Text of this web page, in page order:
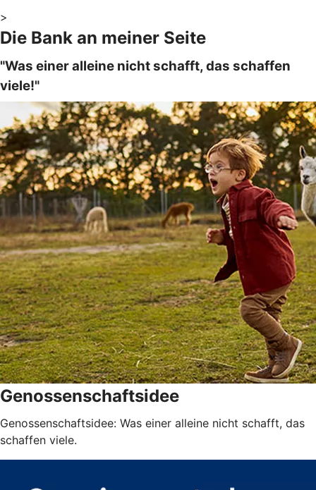
>
Die Bank an meiner Seite
"Was einer alleine nicht schafft, das schaffen
viele!"
Genossenschaftsidee
Genossenschaftsidee: Was einer alleine nicht schafft, das
schaffen viele.